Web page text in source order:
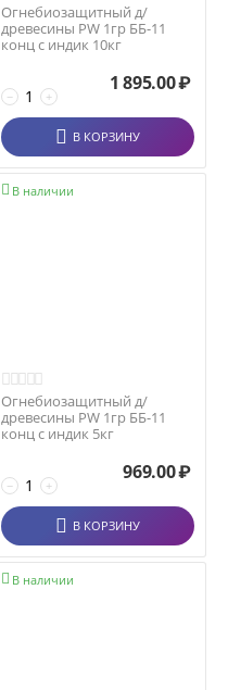
Огнебиозащитный д/
древесины PW 1гр ББ-11
конц с индик 10кг
+
−
1 895.00₽
В КОРЗИНУ
В наличии

Огнебиозащитный д/
древесины PW 1гр ББ-11
конц с индик 5кг
+
−
969.00₽
В КОРЗИНУ
В наличии
